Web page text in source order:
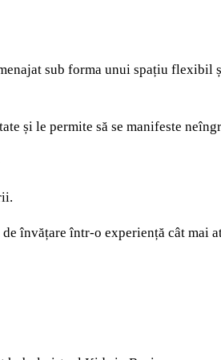
sub forma unui spațiu flexibil
și le permite să se manifeste
.
învățareîntr-o experiență cât mai